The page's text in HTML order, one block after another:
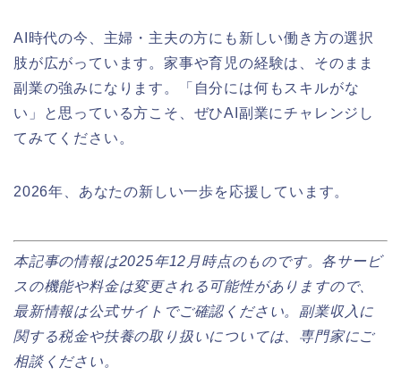
AI時代の今、主婦・主夫の方にも新しい働き方の選択
肢が広がっています。家事や育児の経験は、そのまま
副業の強みになります。「自分には何もスキルがな
い」と思っている方こそ、ぜひAI副業にチャレンジし
てみてください。
2026年、あなたの新しい一歩を応援しています。
本記事の情報は2025年12月時点のものです。各サービ
スの機能や料金は変更される可能性がありますので、
最新情報は公式サイトでご確認ください。副業収入に
関する税金や扶養の取り扱いについては、専門家にご
相談ください。